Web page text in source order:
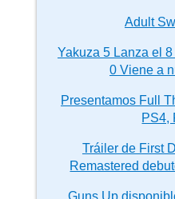
Adult
Yakuza 5 Lanza el
0 Viene a
Presentamos Full
PS4,
Tráiler de First
Remastered